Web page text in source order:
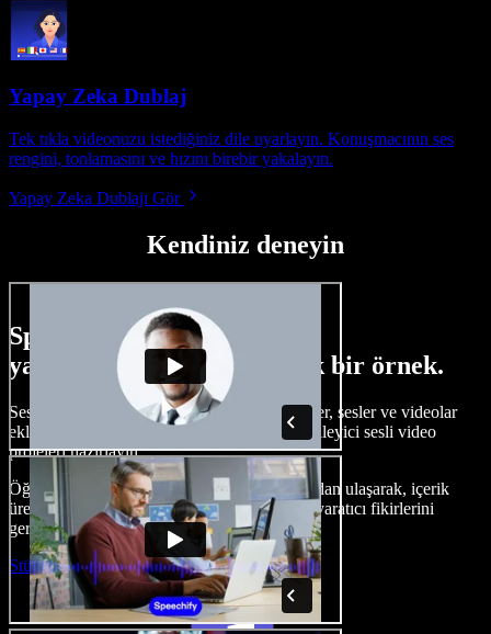
Yapay Zeka Dublaj
Tek tıkla videonuzu istediğiniz dile uyarlayın. Konuşmacının ses
rengini, tonlamasını ve hızını birebir yakalayın.
Yapay Zeka Dublajı Gör
Kendiniz deneyin
Speechify Studio ile neler
yapabileceğinize dair küçük bir örnek.
Seslendirmeler oluşturun, telifsiz stok görseller, sesler ve videolar
ekleyin, sesinizi klonlayın ve baştan sona etkileyici sesli video
projeleri hazırlayın.
Öğrenme eğrisi olmadan ve her şeye tarayıcıdan ulaşarak, içerik
üreticileri geleneksel sınırları aşabilir ve tüm yaratıcı fikirlerini
gerçeğe dönüştürebilir.
Stüdyoyu Başlat